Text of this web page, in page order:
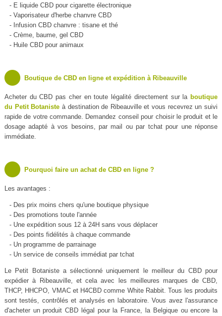
- E liquide CBD pour cigarette électronique
- Vaporisateur d'herbe chanvre CBD
- Infusion CBD chanvre : tisane et thé
- Crème, baume, gel CBD
- Huile CBD pour animaux
Boutique de CBD en ligne et expédition à Ribeauville
Acheter du CBD pas cher en toute légalité directement sur la boutique
du Petit Botaniste à destination de Ribeauville et vous recevrez un suivi
rapide de votre commande. Demandez conseil pour choisir le produit et le
dosage adapté à vos besoins, par mail ou par tchat pour une réponse
immédiate.
Pourquoi faire un achat de CBD en ligne ?
Les avantages :
- Des prix moins chers qu'une boutique physique
- Des promotions toute l'année
- Une expédition sous 12 à 24H sans vous déplacer
- Des points fidélités à chaque commande
- Un programme de parrainage
- Un service de conseils immédiat par tchat
Le Petit Botaniste a sélectionné uniquement le meilleur du CBD pour
expédier à Ribeauville, et cela avec les meilleures marques de CBD,
THCP, HHCPO, VMAC et H4CBD comme White Rabbit. Tous les produits
sont testés, contrôlés et analysés en laboratoire. Vous avez l'assurance
d'acheter un produit CBD légal pour la France, la Belgique ou encore la